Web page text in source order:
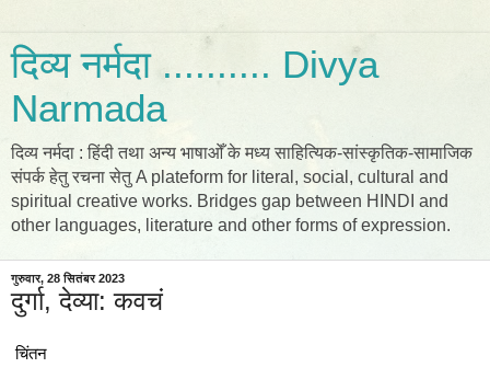
दिव्य नर्मदा .......... Divya
Narmada
दिव्य नर्मदा : हिंदी तथा अन्य भाषाओँ के मध्य साहित्यिक-सांस्कृतिक-सामाजिक
संपर्क हेतु रचना सेतु A plateform for literal, social, cultural and
spiritual creative works. Bridges gap between HINDI and
other languages, literature and other forms of expression.
गुरुवार, 28 सितंबर 2023
दुर्गा, देव्या: कवचं
चिंतन